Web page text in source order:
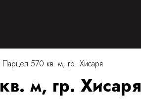
Парцел 570 кв. м, гр. Хисаря
м, гр. Хисаря